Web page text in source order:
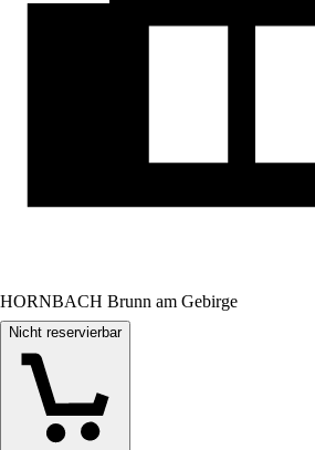
HORNBACH Brunn am Gebirge
Nicht reservierbar